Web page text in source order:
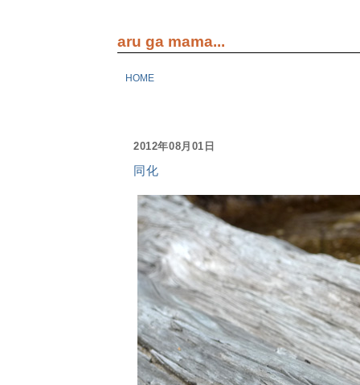
aru ga mama...
HOME
2012年08月01日
同化